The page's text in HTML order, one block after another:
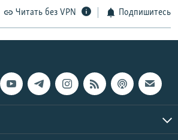
Читать без VPN Подпишитесь